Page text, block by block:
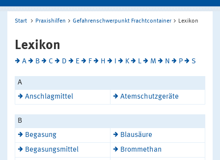
Start Praxishilfen Gefahrenschwerpunkt Frachtcontainer Lexikon
Lexikon
A B C D E F H K L M N P S
A
Anschlagmittel
Atemschutzgeräte
B
Begasung
Blausäure
Begasungsmittel
Brommethan